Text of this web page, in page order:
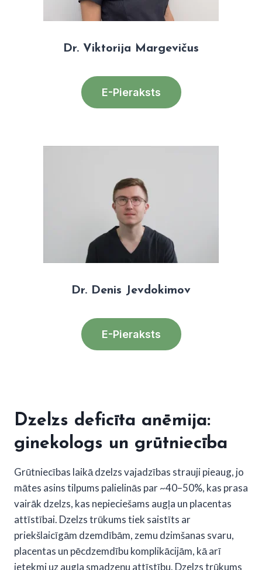
Dr. Viktorija Margevičus
E-Pieraksts
Dr. Denis Jevdokimov
E-Pieraksts
Dzelzs deficīta anēmija:
ginekologs un grūtniecība
Grūtniecības laikā dzelzs vajadzības strauji pieaug, jo
mātes asins tilpums palielinās par ~40–50%, kas prasa
vairāk dzelzs, kas nepieciešams augļa un placentas
attīstībai. Dzelzs trūkums tiek saistīts ar
priekšlaicīgām dzemdībām, zemu dzimšanas svaru,
placentas un pēcdzemdību komplikācijām, kā arī
ietekmi uz augļa smadzeņu attīstību. Dzelzs trūkums